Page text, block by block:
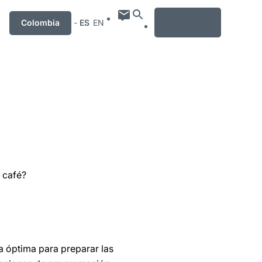
Colombia - ES EN
café?
óptima para preparar las